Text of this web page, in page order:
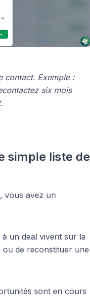
contact. Exemple :
six mois
simple liste de
vous avez un
un deal vivent sur la
de reconstituer une
sont en cours